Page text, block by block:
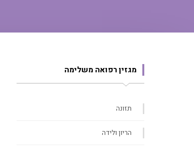
מגזין רפואה משלימה
תזונה
הריון ולידה